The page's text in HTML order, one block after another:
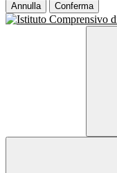
Annulla Conferma